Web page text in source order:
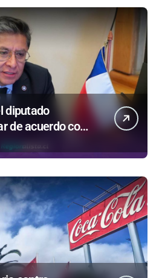
diputado
de acuerdo con
a defender una